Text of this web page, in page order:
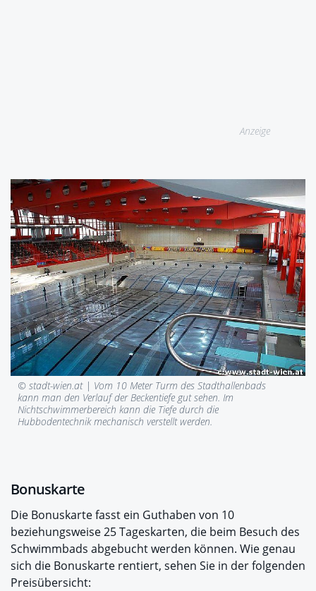
Anzeige
© stadt-wien.at | Vom 10 Meter Turm des Stadthallenbads
kann man den Verlauf der Beckentiefe gut sehen. Im
Nichtschwimmerbereich kann die Tiefe durch die
Hubbodentechnik mechanisch verstellt werden.
Bonuskarte
Die Bonuskarte fasst ein Guthaben von 10
beziehungsweise 25 Tageskarten, die beim Besuch des
Schwimmbads abgebucht werden können. Wie genau
sich die Bonuskarte rentiert, sehen Sie in der folgenden
Preisübersicht: